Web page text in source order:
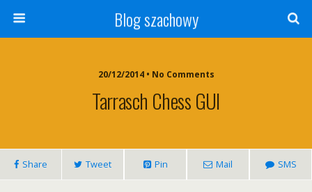
Blog szachowy
20/12/2014 • No Comments
Tarrasch Chess GUI
Share Tweet Pin Mail SMS